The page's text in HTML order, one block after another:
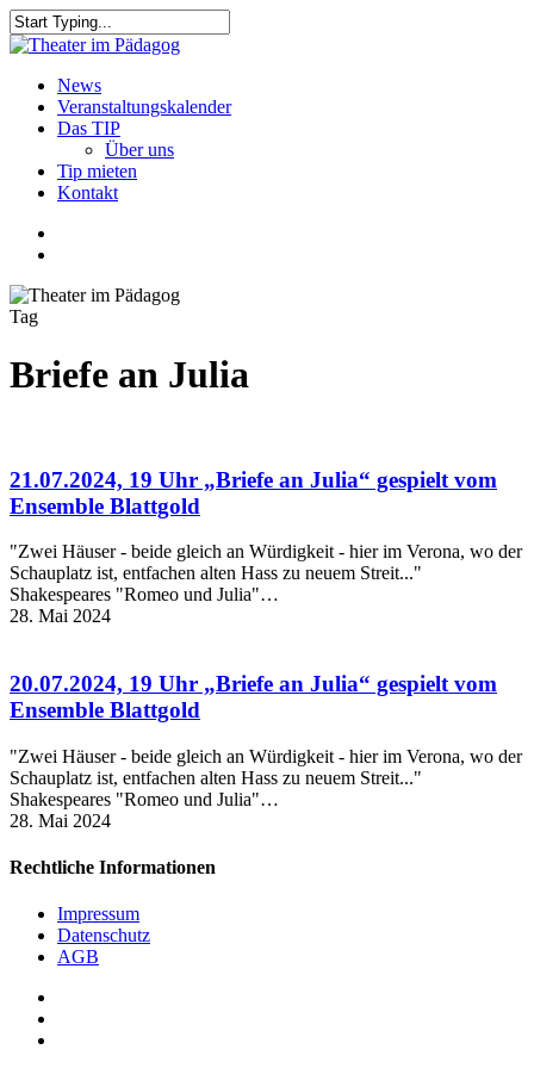
Skip
to
content
Close
search
Menu
News
Veranstaltungskalender
Das TIP
Über uns
Tip mieten
Kontakt
Tag
Briefe an Julia
21.07.2024, 19 Uhr „Briefe an Julia“ gespielt vom
Ensemble Blattgold
"Zwei Häuser - beide gleich an Würdigkeit - hier im Verona, wo der
Schauplatz ist, entfachen alten Hass zu neuem Streit..."
Shakespeares "Romeo und Julia"…
28. Mai 2024
20.07.2024, 19 Uhr „Briefe an Julia“ gespielt vom
Ensemble Blattgold
"Zwei Häuser - beide gleich an Würdigkeit - hier im Verona, wo der
Schauplatz ist, entfachen alten Hass zu neuem Streit..."
Shakespeares "Romeo und Julia"…
28. Mai 2024
Rechtliche Informationen
Impressum
Datenschutz
AGB